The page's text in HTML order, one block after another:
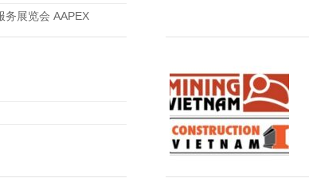
务展览会 AAPEX